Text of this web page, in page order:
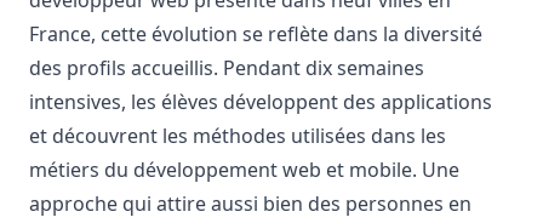
France, cette évolution se reflète dans la diversité
des profils accueillis. Pendant dix semaines
intensives, les élèves développent des applications
et découvrent les méthodes utilisées dans les
métiers du développement web et mobile. Une
approche qui attire aussi bien des personnes en